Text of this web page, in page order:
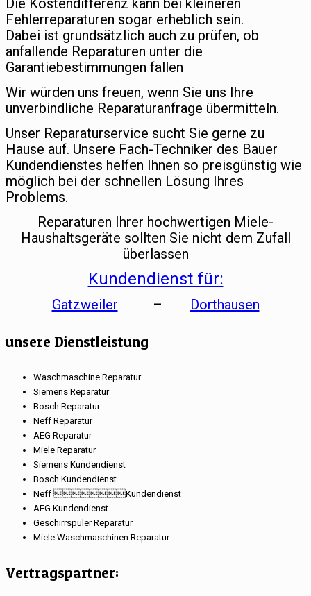
Die Kostendifferenz kann bei kleineren
Fehlerreparaturen sogar erheblich sein.
Dabei ist grundsätzlich auch zu prüfen, ob
anfallende Reparaturen unter die
Garantiebestimmungen fallen
Wir würden uns freuen, wenn Sie uns Ihre
unverbindliche Reparaturanfrage übermitteln.
Unser Reparaturservice sucht Sie gerne zu
Hause auf. Unsere Fach-Techniker des Bauer
Kundendienstes helfen Ihnen so preisgünstig wie
möglich bei der schnellen Lösung Ihres
Problems.
Reparaturen Ihrer hochwertigen Miele-
Haushaltsgeräte sollten Sie nicht dem Zufall
überlassen
Kundendienst für:
Gatzweiler – Dorthausen
unsere Dienstleistung
Waschmaschine Reparatur
Siemens Reparatur
Bosch Reparatur
Neff Reparatur
AEG Reparatur
Miele Reparatur
Siemens Kundendienst
Bosch Kundendienst
Neff Kundendienst
AEG Kundendienst
Geschirrspüler Reparatur
Miele Waschmaschinen Reparatur
Vertragspartner: